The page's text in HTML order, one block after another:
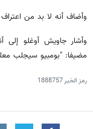
وأضاف أنه لا بد من
وأشار جاويش أوغلو إلى
مضيفا: "بومبيو سيجلب
رمز الخبر1888757